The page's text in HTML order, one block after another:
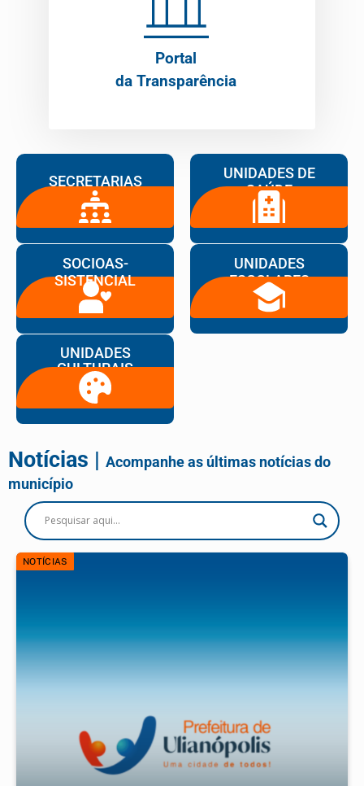
Portal
da Transparência
SECRETARIAS
UNIDADES DE
SAÚDE
SOCIOAS-
SISTENCIAL
UNIDADES
ESCOLARES
UNIDADES
CULTURAIS
Notícias | Acompanhe as últimas notícias do
município
NOTÍCIAS